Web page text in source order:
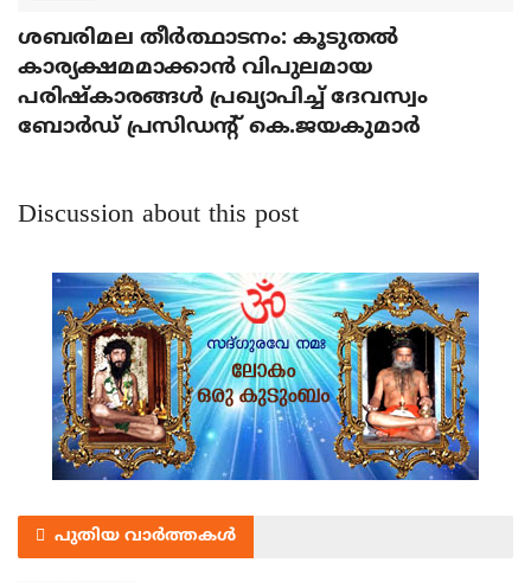
ശബരിമല തീര്‍ത്ഥാടനം: കൂടുതല്‍
കാര്യക്ഷമമാക്കാന്‍ വിപുലമായ
പരിഷ്‌കാരങ്ങള്‍ പ്രഖ്യാപിച്ച് ദേവസ്വം
ബോര്‍ഡ് പ്രസിഡന്റ് കെ.ജയകുമാര്‍
Discussion about this post
പുതിയ വാർത്തകൾ